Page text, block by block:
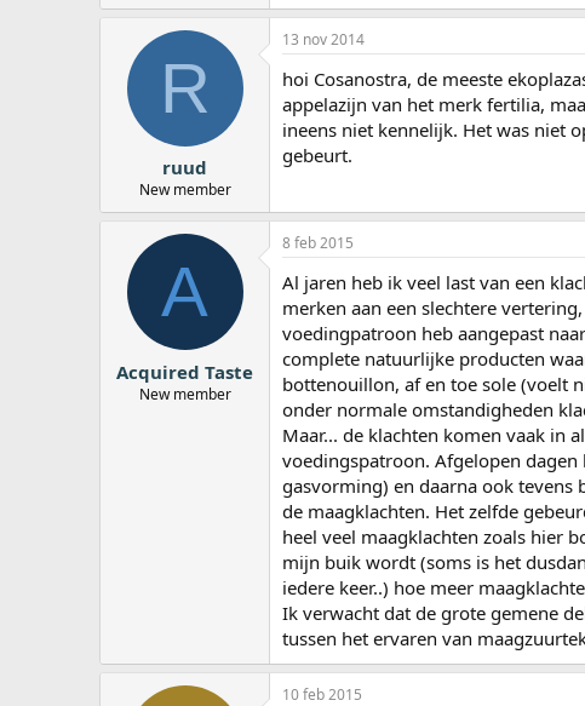
R
ruud
New member
13 nov 2014
hoi Cosanostra, de meeste
appelazijn van het merk fertilia,
ineens niet kennelijk. Het was niet
gebeurt.
A
Acquired Taste
New member
8 feb 2015
Al jaren heb ik veel last van een
merken aan een slechtere
voedingpatroon heb aangepast
complete natuurlijke producten
bottenouillon, af en toe sole (voelt
onder normale omstandigheden
Maar... de klachten komen vaak in
voedingspatroon. Afgelopen
gasvorming) en daarna ook
de maagklachten. Het zelfde
heel veel maagklachten zoals hier
mijn buik wordt (soms is het
iedere keer..) hoe meer
Ik verwacht dat de grote gemene
tussen het ervaren van
10 feb 2015